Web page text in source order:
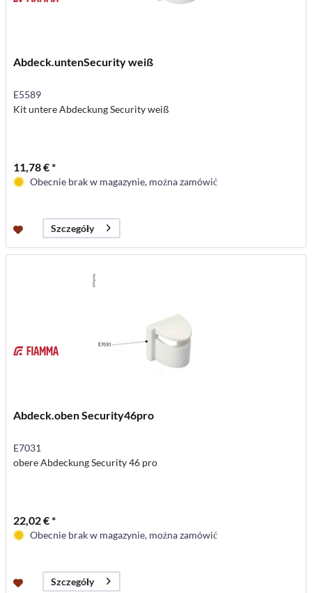
Abdeck.untenSecurity weiß
E5589
Kit untere Abdeckung Security weiß
11,78 € *
Obecnie brak w magazynie, można zamówić
Szczegóły
Abdeck.oben Security46pro
E7031
obere Abdeckung Security 46 pro
22,02 € *
Obecnie brak w magazynie, można zamówić
Szczegóły